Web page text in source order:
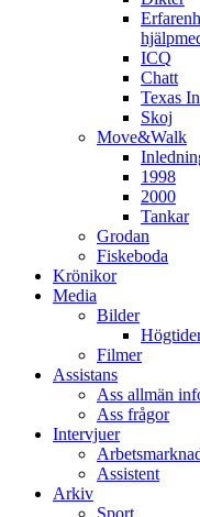
ICQ
Chatt
Texas
Skoj
Move&Walk
1998
2000
Tankar
Grodan
Fiskeboda
Krönikor
Media
Bilder
Filmer
Assistans
Ass allmän
Ass frågor
Intervjuer
Assistent
Arkiv
Sport